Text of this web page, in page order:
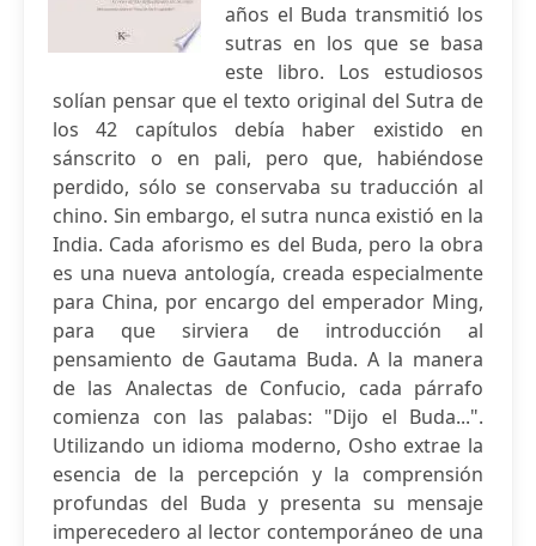
años el Buda transmitió los
sutras en los que se basa
este libro. Los estudiosos
solían pensar que el texto original del Sutra de
los 42 capítulos debía haber existido en
sánscrito o en pali, pero que, habiéndose
perdido, sólo se conservaba su traducción al
chino. Sin embargo, el sutra nunca existió en la
India. Cada aforismo es del Buda, pero la obra
es una nueva antología, creada especialmente
para China, por encargo del emperador Ming,
para que sirviera de introducción al
pensamiento de Gautama Buda. A la manera
de las Analectas de Confucio, cada párrafo
comienza con las palabas: "Dijo el Buda...".
Utilizando un idioma moderno, Osho extrae la
esencia de la percepción y la comprensión
profundas del Buda y presenta su mensaje
imperecedero al lector contemporáneo de una